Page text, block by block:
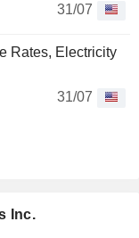
31/07
Rates, Electricity
31/07
Inc.